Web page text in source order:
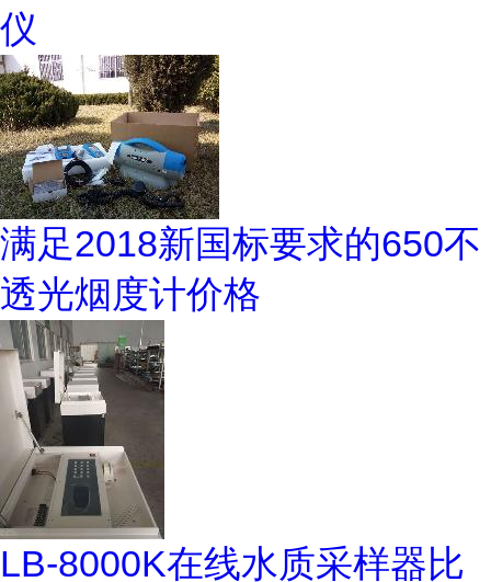
仪
满足2018新国标要求的650不
透光烟度计价格
LB-8000K在线水质采样器比